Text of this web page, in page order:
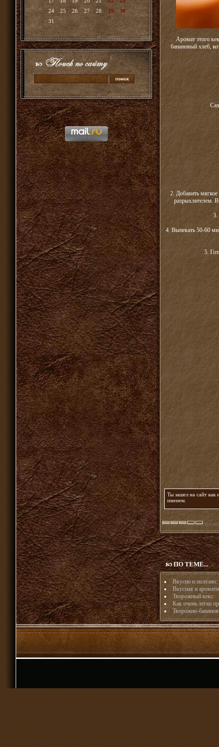
24
25 26 27 28 29
30
31
Аромат этого
банановый хлеб,
2. Добавить
разрыхлителем.
3.
4. Выпекать 50-60
5.
Ты зашел на сайт как
именем
ПО ТЕМЕ...
Вкусно и
Вкусная и
Творожный кекс
Как очень легко
Творожно-